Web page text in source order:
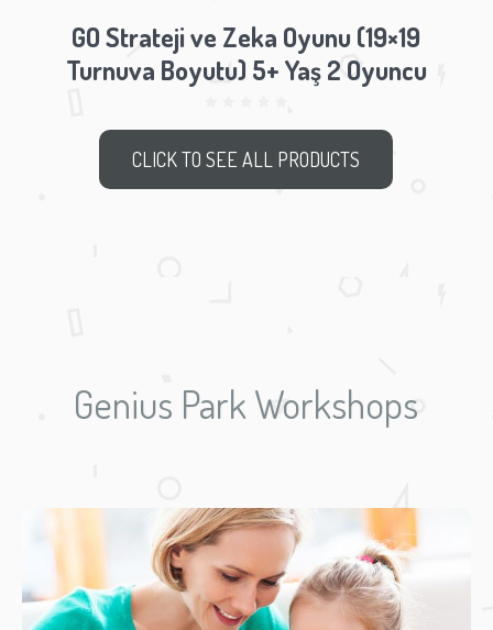
GO Strateji ve Zeka Oyunu (19×19
Turnuva Boyutu) 5+ Yaş 2 Oyuncu
CLICK TO SEE ALL PRODUCTS
Genius Park Workshops